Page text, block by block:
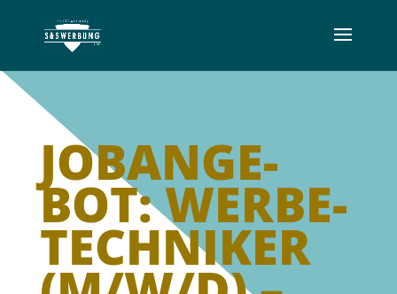
JOB­AN­GE­
BOT: WERBE­
TECH­NIKER